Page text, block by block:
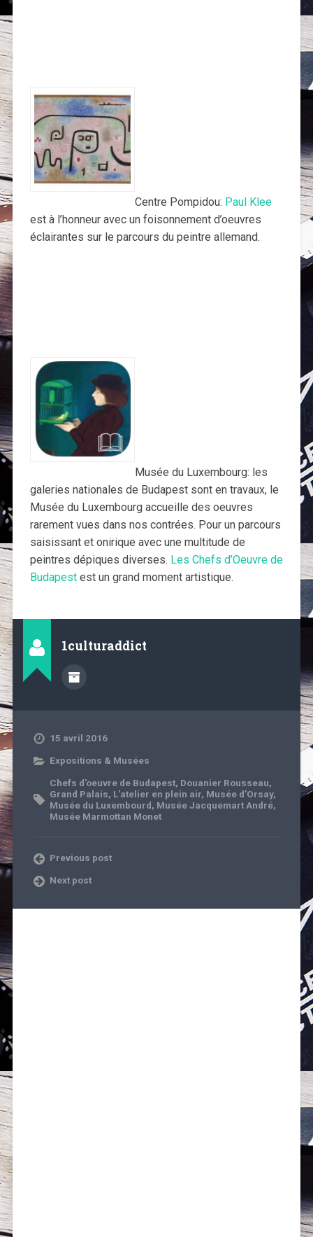
Centre Pompidou: Paul Klee
est à l’honneur avec un foisonnement d’oeuvres
éclairantes sur le parcours du peintre allemand.
Musée du Luxembourg: les
galeries nationales de Budapest sont en travaux, le
Musée du Luxembourg accueille des oeuvres
rarement vues dans nos contrées. Pour un parcours
saisissant et onirique avec une multitude de
peintres dépiques diverses. Les Chefs d’Oeuvre de
Budapest est un grand moment artistique.
1culturaddict
15 avril 2016
Expositions & Musées
Chefs d'oeuvre de Budapest, Douanier Rousseau,
Grand Palais, L'atelier en plein air, Musée d'Orsay,
Musée du Luxembourd, Musée Jacquemart André,
Musée Marmottan Monet
Previous post
Next post